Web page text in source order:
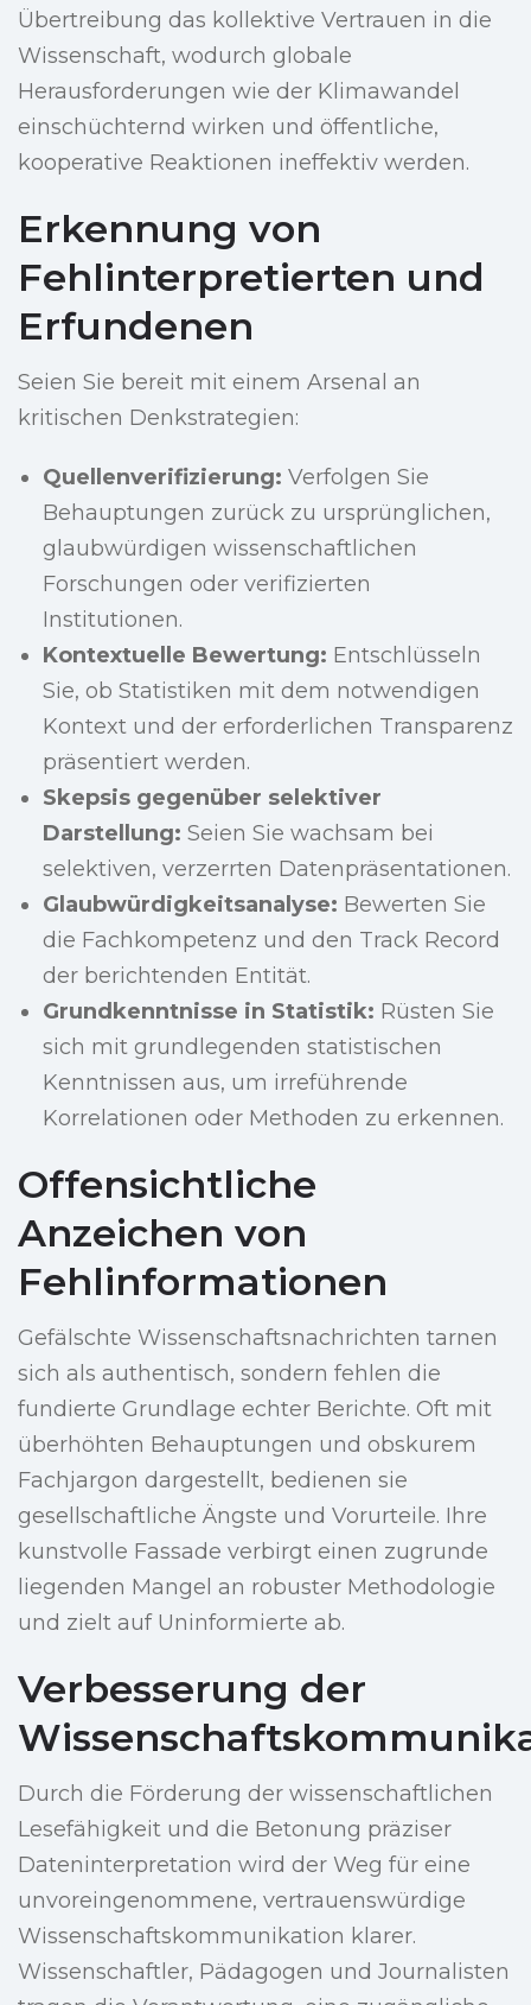
Übertreibung das kollektive Vertrauen in die
Wissenschaft, wodurch globale
Herausforderungen wie der Klimawandel
einschüchternd wirken und öffentliche,
kooperative Reaktionen ineffektiv werden.
Erkennung von
Fehlinterpretierten und
Erfundenen
Seien Sie bereit mit einem Arsenal an
kritischen Denkstrategien:
Quellenverifizierung: Verfolgen Sie
Behauptungen zurück zu ursprünglichen,
glaubwürdigen wissenschaftlichen
Forschungen oder verifizierten
Institutionen.
Kontextuelle Bewertung: Entschlüsseln
Sie, ob Statistiken mit dem notwendigen
Kontext und der erforderlichen Transparenz
präsentiert werden.
Skepsis gegenüber selektiver
Darstellung: Seien Sie wachsam bei
selektiven, verzerrten Datenpräsentationen.
Glaubwürdigkeitsanalyse: Bewerten Sie
die Fachkompetenz und den Track Record
der berichtenden Entität.
Grundkenntnisse in Statistik: Rüsten Sie
sich mit grundlegenden statistischen
Kenntnissen aus, um irreführende
Korrelationen oder Methoden zu erkennen.
Offensichtliche
Anzeichen von
Fehlinformationen
Gefälschte Wissenschaftsnachrichten tarnen
sich als authentisch, sondern fehlen die
fundierte Grundlage echter Berichte. Oft mit
überhöhten Behauptungen und obskurem
Fachjargon dargestellt, bedienen sie
gesellschaftliche Ängste und Vorurteile. Ihre
kunstvolle Fassade verbirgt einen zugrunde
liegenden Mangel an robuster Methodologie
und zielt auf Uninformierte ab.
Verbesserung der
Durch die Förderung der wissenschaftlichen
Lesefähigkeit und die Betonung präziser
Dateninterpretation wird der Weg für eine
unvoreingenommene, vertrauenswürdige
Wissenschaftskommunikation klarer.
Wissenschaftler, Pädagogen und Journalisten